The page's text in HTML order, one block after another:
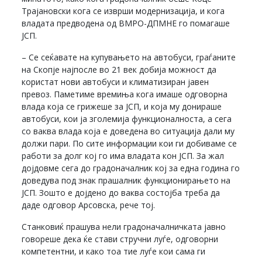
Трајановски кога се изврши модернизација, и кога
владата предводена од ВМРО-ДПМНЕ го помагаше
ЈСП.
– Се сеќавате на купувањето на автобуси, граѓаните
на Скопје најпосле во 21 век добија можност да
користат нови автобуси и климатизиран јавен
превоз. Паметиме времиња кога имаше одговорна
влада која се грижеше за ЈСП, и која му донираше
автобуси, кои ја зголемија функционалноста, а сега
со ваква влада која е доведена во ситуација дали му
должи пари. По сите информации кои ги добиваме се
работи за долг кој го има владата кон ЈСП. За жал
дојдовме сега до градоначалник кој за една година го
доведува под знак прашалник функционирањето на
ЈСП. Зошто е дојдено до ваква состојба треба да
даде одговор Арсовска, рече тој.
Станковиќ прашува нели градоначалничката јавно
говореше дека ќе стави стручни луѓе, одговорни
компетентни, и како тоа тие луѓе кои сама ги